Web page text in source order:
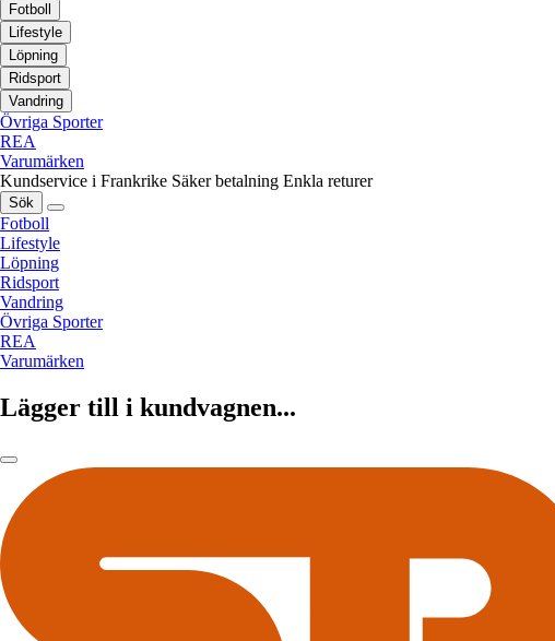
Fotboll
Lifestyle
Löpning
Ridsport
Vandring
Övriga Sporter
REA
Varumärken
Kundservice i Frankrike Säker betalning Enkla returer
Sök
Fotboll
Lifestyle
Löpning
Ridsport
Vandring
Övriga Sporter
REA
Varumärken
Lägger till i kundvagnen...